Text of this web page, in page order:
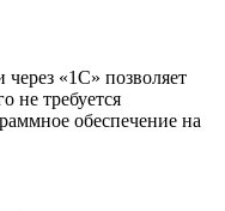
«1С» позволяет
не требуется
обеспечение на